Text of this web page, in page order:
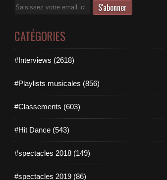
Email
CATÉGORIES
#Interviews (2618)
#Playlists musicales (856)
#Classements (603)
#Hit Dance (543)
#spectacles 2018 (149)
#spectacles 2019 (86)